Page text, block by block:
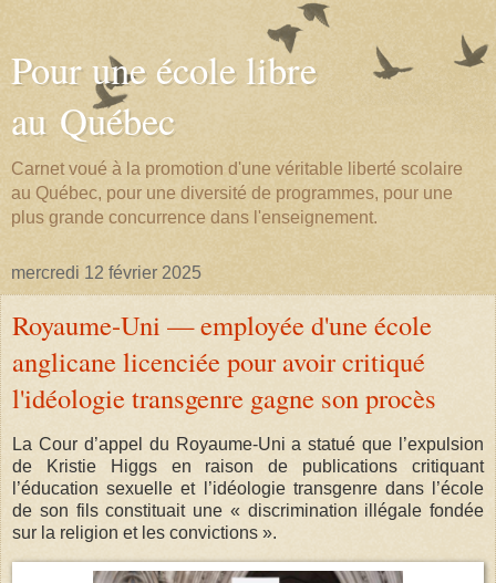
Pour une école libre
au Québec
Carnet voué à la promotion d'une véritable liberté scolaire
au Québec, pour une diversité de programmes, pour une
plus grande concurrence dans l'enseignement.
mercredi 12 février 2025
Royaume-Uni — employée d'une école
anglicane licenciée pour avoir critiqué
l'idéologie transgenre gagne son procès
La Cour d’appel du Royaume-Uni a statué que l’expulsion
de Kristie Higgs en raison de publications critiquant
l’éducation sexuelle et l’idéologie transgenre dans l’école
de son fils constituait une « discrimination illégale fondée
sur la religion et les convictions ».